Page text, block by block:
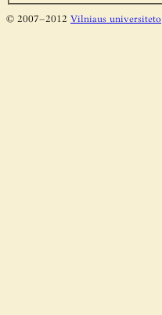
© 2007–2012 Vilniaus universiteto